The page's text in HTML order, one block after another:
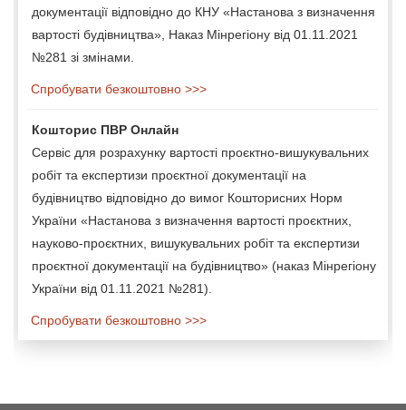
документації відповідно до КНУ «Настанова з визначення
вартості будівництва», Наказ Мінрегіону від 01.11.2021
№281 зі змінами.
Спробувати безкоштовно >>>
Кошторис ПВР Онлайн
Сервіс для розрахунку вартості проєктно-вишукувальних
робіт та експертизи проєктної документації на
будівництво відповідно до вимог Кошторисних Норм
України «Настанова з визначення вартості проєктних,
науково-проєктних, вишукувальних робіт та експертизи
проєктної документації на будівництво» (наказ Мінрегіону
України від 01.11.2021 №281).
Спробувати безкоштовно >>>